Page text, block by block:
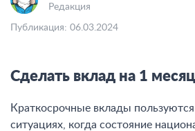
Редакция
Публикация: 06.03.2024
Сделать вклад на 1
Краткосрочные вклады
ситуациях, когда состояние